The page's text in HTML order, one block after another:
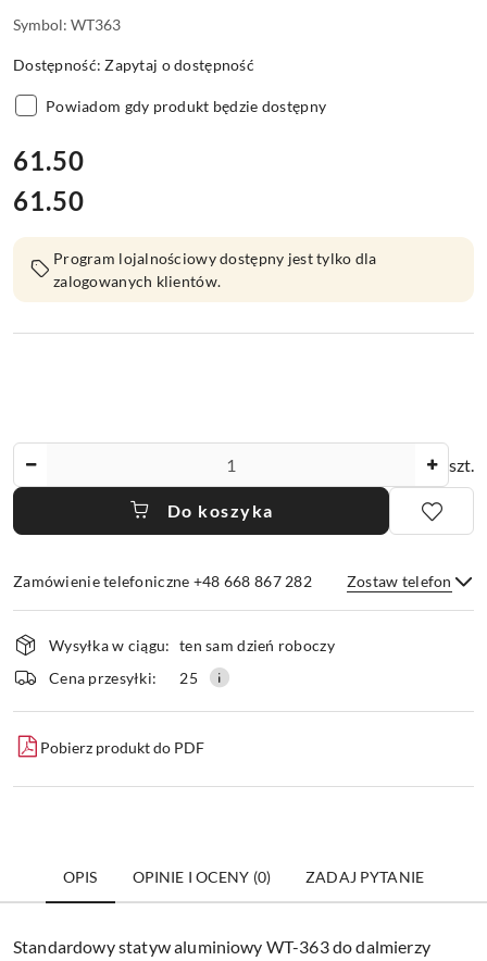
Symbol: WT363
Dostępność:Zapytaj o dostępność
Powiadom gdy produkt będzie dostępny
cena:
61.50
Cena:
61.50
Program lojalnościowy dostępny jest tylko dla
zalogowanych klientów.
szt.
Do koszyka
Zamówienie telefoniczne +48 668 867 282 Zostaw telefon
Wyślij
Dostępność
i
dostawa
Wysyłka w ciągu: ten sam dzień roboczy
Cena przesyłki:
25
Pobierz produkt do PDF
OPIS OPINIE I OCENY (0) ZADAJ PYTANIE
Standardowy statyw aluminiowy WT-363 do dalmierzy